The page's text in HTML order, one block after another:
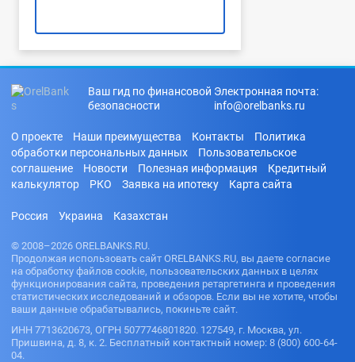
Ваш гид по финансовой
безопасности
Электронная почта:
info@orelbanks.ru
О проекте Наши преимущества Контакты
Политика
обработки персональных данных
Пользовательское
соглашение
Новости Полезная информация
Кредитный
калькулятор
РКО Заявка на ипотеку Карта сайта
Россия Украина Казахстан
© 2008–2026 ORELBANKS.RU.
Продолжая использовать сайт ORELBANKS.RU, вы даете согласие
на обработку файлов cookie, пользовательских данных в целях
функционирования сайта, проведения ретаргетинга и проведения
статистических исследований и обзоров. Если вы не хотите, чтобы
ваши данные обрабатывались, покиньте сайт.
ИНН 7713620673, ОГРН 5077746801820. 127549, г. Москва, ул.
Пришвина, д. 8, к. 2. Бесплатный контактный номер: 8 (800) 600-64-
04.